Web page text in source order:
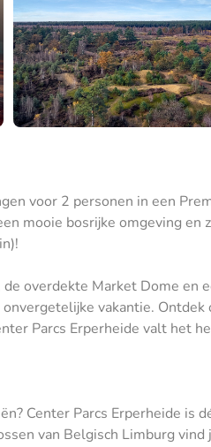
voor 2 personen in een
mooie bosrijke omgeving
overdekte Market Dome
vakantie.
Parcs Erperheide valt het
Center Parcs Erperheide is
van Belgisch Limburg